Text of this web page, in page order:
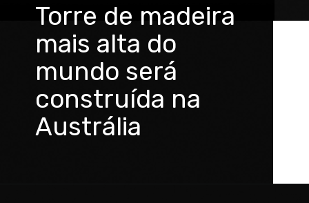
Torre de madeira
mais alta do
mundo será
construída na
Austrália